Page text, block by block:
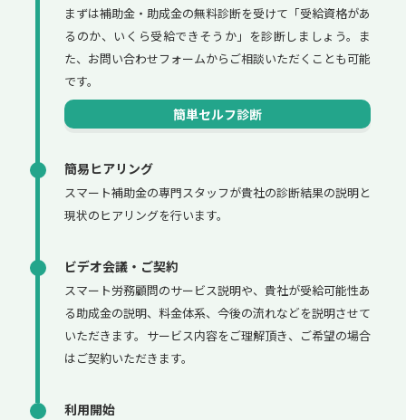
まずは補助金・助成金の無料診断を受けて「受給資格があ
るのか、いくら受給できそうか」を診断しましょう。ま
た、お問い合わせフォームからご相談いただくことも可能
です。
簡単セルフ診断
簡易ヒアリング
スマート補助金の専門スタッフが貴社の診断結果の説明と
現状のヒアリングを行います。
ビデオ会議・ご契約
スマート労務顧問のサービス説明や、貴社が受給可能性あ
る助成金の説明、料金体系、今後の流れなどを説明させて
いただきます。サービス内容をご理解頂き、ご希望の場合
はご契約いただきます。
利用開始